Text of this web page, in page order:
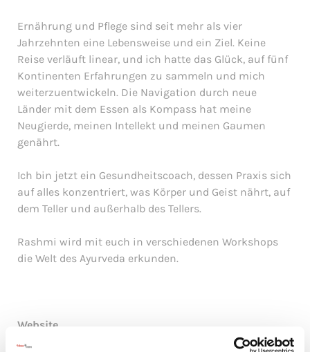
Ernährung und Pflege sind seit mehr als vier
Jahrzehnten eine Lebensweise und ein Ziel. Keine
Reise verläuft linear, und ich hatte das Glück, auf fünf
Kontinenten Erfahrungen zu sammeln und mich
weiterzuentwickeln. Die Navigation durch neue
Länder mit dem Essen als Kompass hat meine
Neugierde, meinen Intellekt und meinen Gaumen
genährt.
Ich bin jetzt ein Gesundheitscoach, dessen Praxis sich
auf alles konzentriert, was Körper und Geist nährt, auf
dem Teller und außerhalb des Tellers.
Rashmi wird mit euch in verschiedenen Workshops
die Welt des Ayurveda erkunden.
Website
https://www.chezrush.com/